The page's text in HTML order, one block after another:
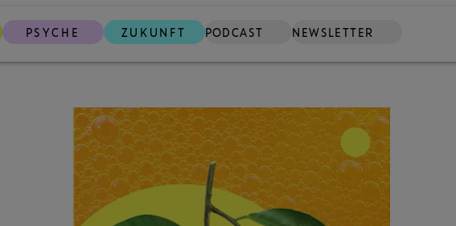
PSYCHE ZUKUNFT PODCAST NEWSLETTER